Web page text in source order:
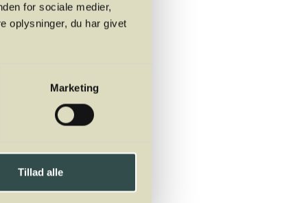
for sociale medier,
oplysninger, du har givet
Marketing
Tillad alle
creme fraiche, salt